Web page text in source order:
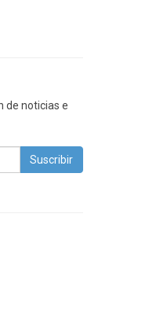
de noticias e
Suscribir